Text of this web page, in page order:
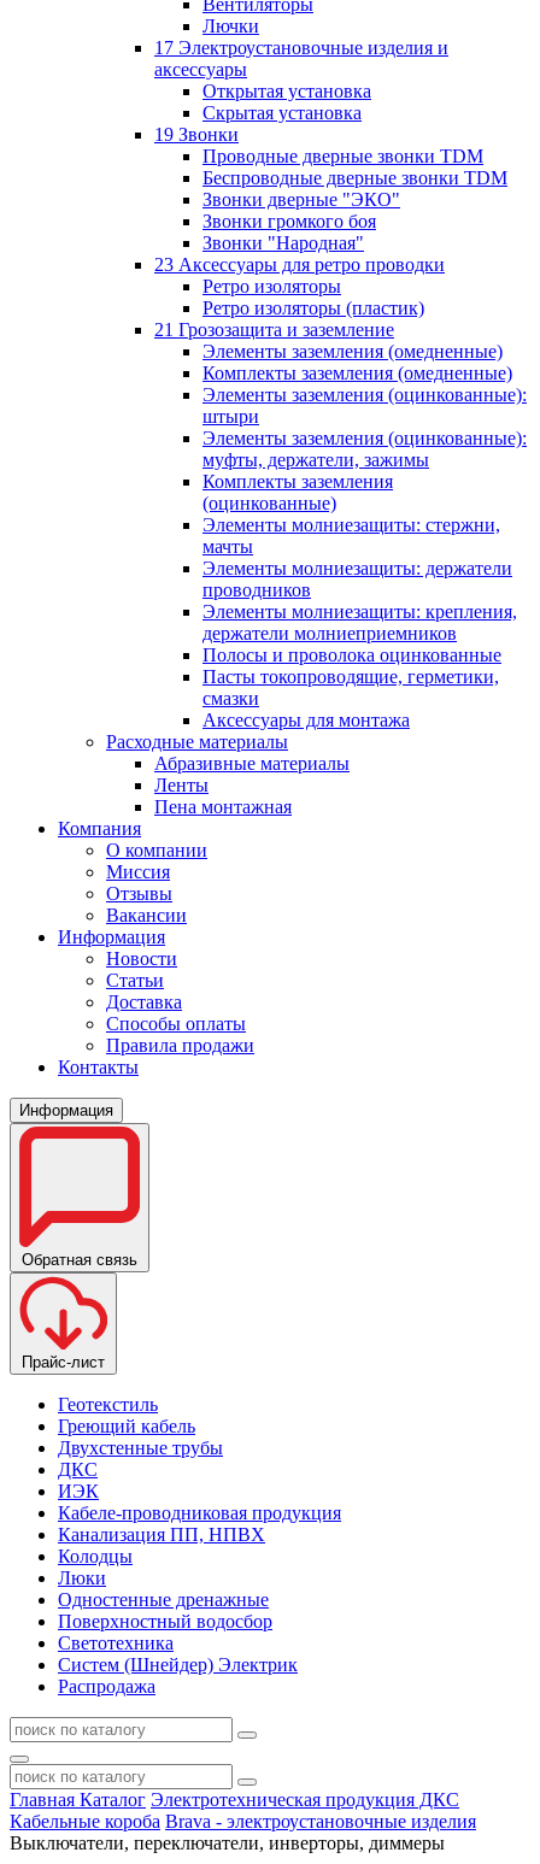
Лючки
17 Электроустановочные изделия и
аксессуары
Открытая установка
Скрытая установка
19 Звонки
Проводные дверные звонки TDM
Беспроводные дверные звонки TDM
Звонки дверные "ЭКО"
Звонки громкого боя
Звонки "Народная"
23 Аксессуары для ретро проводки
Ретро изоляторы
Ретро изоляторы (пластик)
21 Грозозащита и заземление
Элементы заземления (омедненные)
Комплекты заземления (омедненные)
Элементы заземления (оцинкованные):
штыри
Элементы заземления (оцинкованные):
муфты, держатели, зажимы
Комплекты заземления
(оцинкованные)
Элементы молниезащиты: стержни,
мачты
Элементы молниезащиты: держатели
проводников
Элементы молниезащиты: крепления,
держатели молниеприемников
Полосы и проволока оцинкованные
Пасты токопроводящие, герметики,
смазки
Аксессуары для монтажа
Расходные материалы
Абразивные материалы
Ленты
Пена монтажная
Компания
О компании
Миссия
Отзывы
Вакансии
Информация
Новости
Статьи
Доставка
Способы оплаты
Правила продажи
Контакты
Информация
Обратная связь
Прайс-лист
Геотекстиль
Греющий кабель
Двухстенные трубы
ДКС
ИЭК
Кабеле-проводниковая продукция
Канализация ПП, НПВХ
Колодцы
Люки
Одностенные дренажные
Поверхностный водосбор
Светотехника
Систем (Шнейдер) Электрик
Распродажа
Главная Каталог Электротехническая продукция ДКС
Кабельные короба Brava - электроустановочные изделия
Выключатели, переключатели, инверторы, диммеры